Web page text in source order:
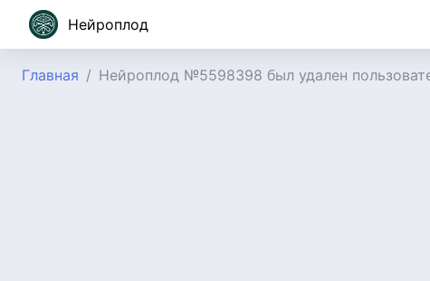
Нейроплод
Главная Нейроплод №5598398 был удален